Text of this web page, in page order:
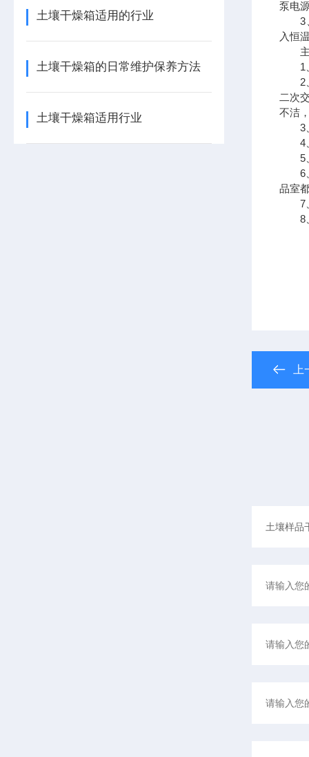
土壤干燥箱适用的行业
土壤干燥箱的日常维护保养方法
土壤干燥箱适用行业
泵电
3、
入恒
主
1、
2、
二次
不洁
3、
4、
5、
6、
品室
7、
8、